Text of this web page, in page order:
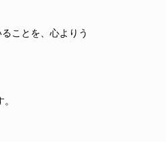
ことを、心よりう